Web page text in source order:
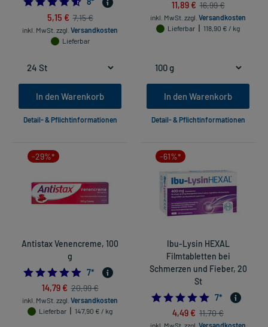
5,15 € 7,15 €
inkl. MwSt. zzgl. Versandkosten
Lieferbar
In den Warenkorb
Detail- & Pflichtinformationen
11,89 € 16,99 €
inkl. MwSt. zzgl. Versandkosten
Lieferbar
118,90 € / kg
In den Warenkorb
Detail- & Pflichtinformationen
-29%*
Antistax Venencreme, 100
g
5.0
7*
14,79 € 20,99 €
inkl. MwSt. zzgl. Versandkosten
Lieferbar
147,90 € / kg
-61%*
Ibu-Lysin HEXAL
Filmtabletten bei
Schmerzen und Fieber, 20
St
5.0
7*
4,49 € 11,70 €
inkl. MwSt. zzgl. Versandkosten